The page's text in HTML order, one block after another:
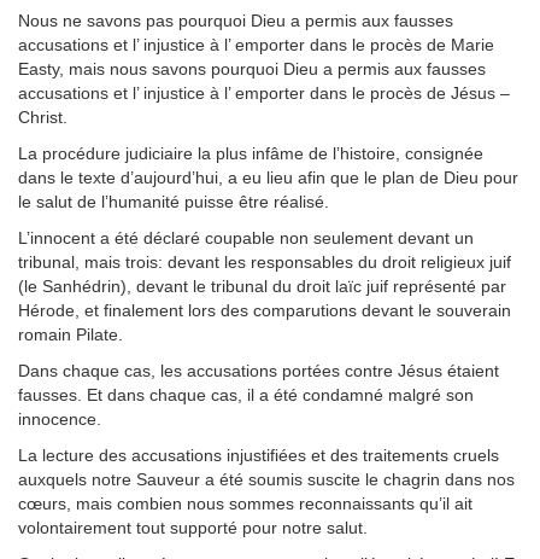
Nous ne savons pas pourquoi Dieu a permis aux fausses
accusations et l’ injustice à l’ emporter dans le procès de Marie
Easty, mais nous savons pourquoi Dieu a permis aux fausses
accusations et l’ injustice à l’ emporter dans le procès de Jésus –
Christ.
La procédure judiciaire la plus infâme de l’histoire, consignée
dans le texte d’aujourd’hui, a eu lieu afin que le plan de Dieu pour
le salut de l’humanité puisse être réalisé.
L’innocent a été déclaré coupable non seulement devant un
tribunal, mais trois: devant les responsables du droit religieux juif
(le Sanhédrin), devant le tribunal du droit laïc juif représenté par
Hérode, et finalement lors des comparutions devant le souverain
romain Pilate.
Dans chaque cas, les accusations portées contre Jésus étaient
fausses. Et dans chaque cas, il a été condamné malgré son
innocence.
La lecture des accusations injustifiées et des traitements cruels
auxquels notre Sauveur a été soumis suscite le chagrin dans nos
cœurs, mais combien nous sommes reconnaissants qu’il ait
volontairement tout supporté pour notre salut.